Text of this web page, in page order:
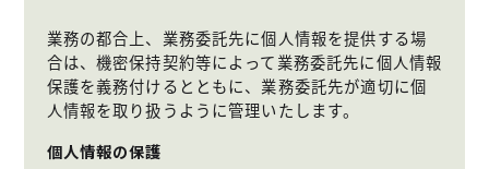
業務の都合上、業務委託先に個人情報を提供する場
合は、機密保持契約等によって業務委託先に個人情報
保護を義務付けるとともに、業務委託先が適切に個
人情報を取り扱うように管理いたします。
個人情報の保護